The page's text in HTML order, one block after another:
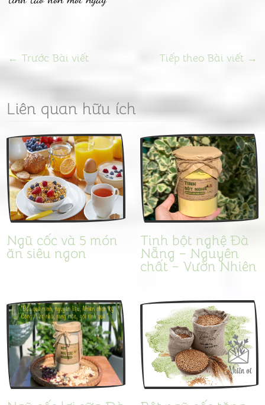
← Trước Bài viết Tiếp theo Bài viết →
Liên quan hữu ích
Ngũ cốc và 5 món
ăn siêu ngon
Tinh bột nghệ Đà
Nẵng – Nguyên
chất – Vườn Nhiên